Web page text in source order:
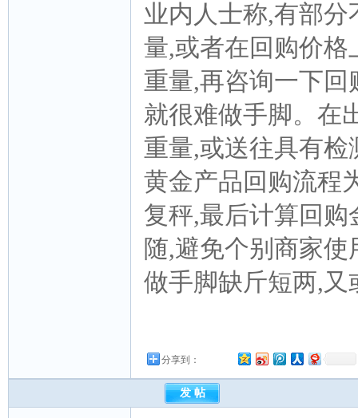
业内人士称,有部
量,或者在回购价
重量,再咨询一下
就很难做手脚。在
重量,或送往具有
黄金产品回购流
复秤,最后计算回
随,避免个别商家
做手脚缺斤短两,
分享到：